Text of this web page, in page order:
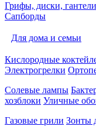
Грифы, диски, гантели
Сапборды
Для дома и семьи
Кислородные
Электрогрелки
Солевые лампы
хозблоки Уличные
Газовые грили Зонты